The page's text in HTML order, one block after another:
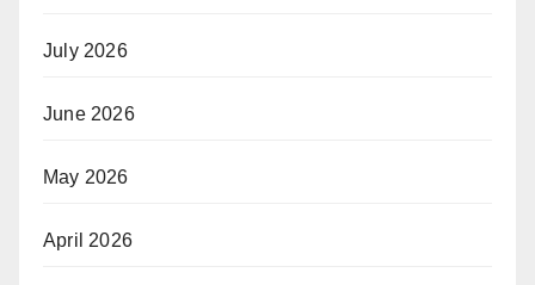
July 2026
June 2026
May 2026
April 2026